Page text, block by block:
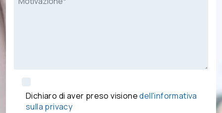
Dichiaro di aver preso visionedell'informativa
sulla privacy